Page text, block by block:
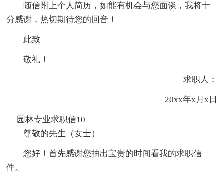
随信附上个人简历，如能有机会与您面谈，我将十
分感谢，热切期待您的回音！
此致
敬礼！
求职人：
20xx年x月x日
园林专业求职信10
尊敬的先生（女士）
您好！首先感谢您抽出宝贵的时间看我的求职信
件。